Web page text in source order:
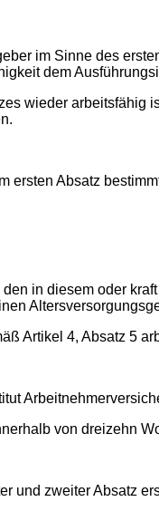
im Sinne des ersten
dem
arbeitsfähig
Absatz
diesem oder kraft
Artikel 4, Absatz 5
von dreizehn
zweiter Absatz